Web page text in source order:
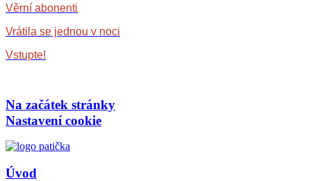
Věrní abonenti
Vrátila se jednou v noci
Vstupte!
Na začátek stránky
Nastavení cookie
Úvod